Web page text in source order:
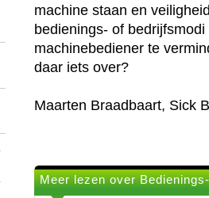
machine staan en
bedienings- of
machinebediener te
daar iets over?
Maarten Braadbaart, Sick
Meer lezen over